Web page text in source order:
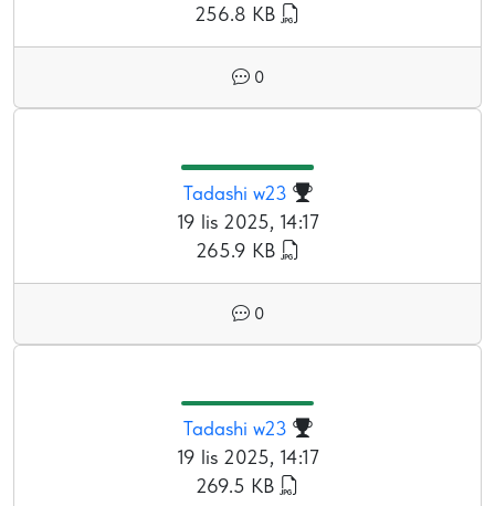
256.8 KB
0
Tadashi w23
19 lis 2025, 14:17
265.9 KB
0
Tadashi w23
19 lis 2025, 14:17
269.5 KB